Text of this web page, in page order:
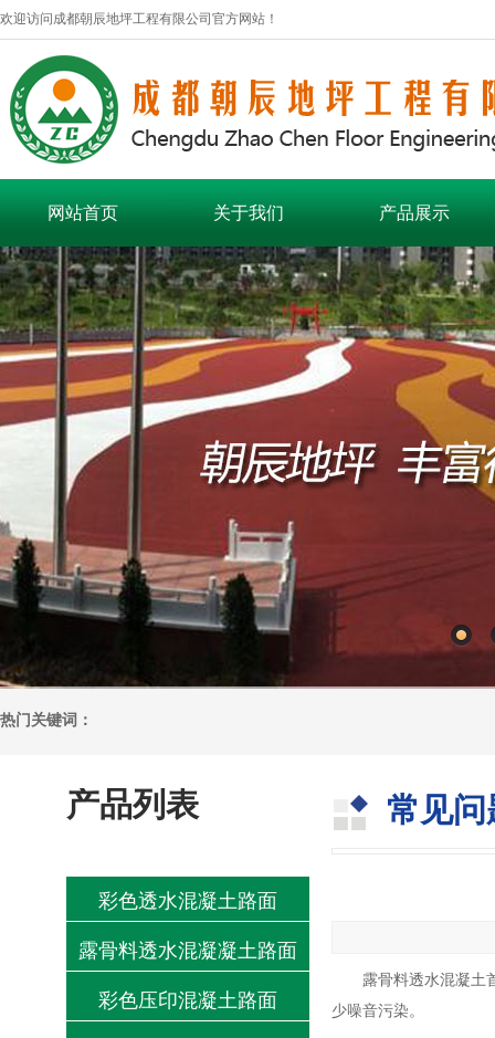
欢迎访问成都朝辰地坪工程有限公司官方网站！
网站首页 关于我们 产品展示
热门关键词：
产品列表
彩色透水混凝土路面
露骨料透水混凝凝土路面
彩色压印混凝土路面
常见问
露骨料透水混凝土首
少噪音污染。